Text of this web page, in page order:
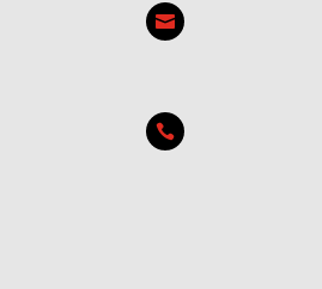

